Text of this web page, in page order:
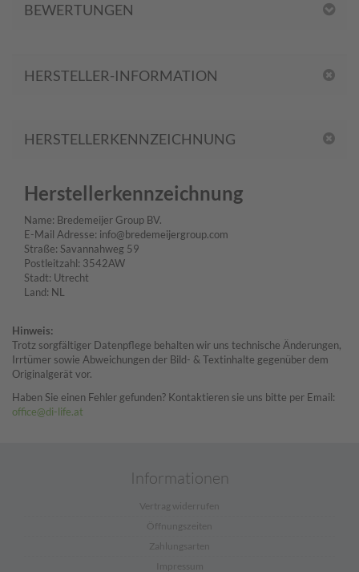
BEWERTUNGEN
HERSTELLER-INFORMATION
HERSTELLERKENNZEICHNUNG
Herstellerkennzeichnung
Name: Bredemeijer Group BV.
E-Mail Adresse: info@bredemeijergroup.com
Straße: Savannahweg 59
Postleitzahl: 3542AW
Stadt: Utrecht
Land: NL
Hinweis:
Trotz sorgfältiger Datenpflege behalten wir uns technische Änderungen,
Irrtümer sowie Abweichungen der Bild- & Textinhalte gegenüber dem
Originalgerät vor.
Haben Sie einen Fehler gefunden? Kontaktieren sie uns bitte per Email:
office@di-life.at
Informationen
Vertrag widerrufen
Öffnungszeiten
Zahlungsarten
Impressum